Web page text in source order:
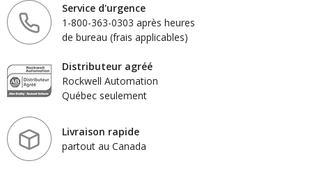
Service d'urgence
1-800-363-0303 après heures
de bureau (frais applicables)
Distributeur agréé
Rockwell Automation
Québec seulement
Livraison rapide
partout au Canada